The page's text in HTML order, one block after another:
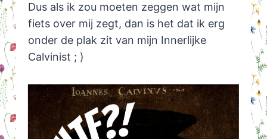
Dus als ik zou moeten zeggen wat mijn
fiets over mij zegt, dan is het dat ik erg
onder de plak zit van mijn Innerlijke
Calvinist ; )